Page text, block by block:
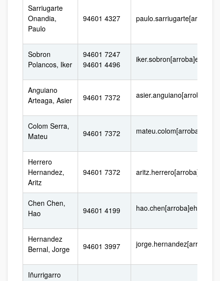
Sarriugarte
Onandia,
Paulo
94601 4327
Sobron
Polancos, Iker
94601 7247
94601 4496
iker.sobron[arroba]ehu.eus
Anguiano
Arteaga, Asier
94601 7372
Colom Serra,
Mateu
94601 7372
Herrero
Hernandez,
Aritz
94601 7372
Chen Chen,
Hao
94601 4199 hao.chen[arroba]ehu.eus
Hernandez
Bernal, Jorge
94601 3997
Iñurrigarro